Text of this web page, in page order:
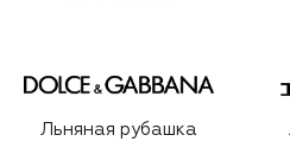
Льняная рубашка